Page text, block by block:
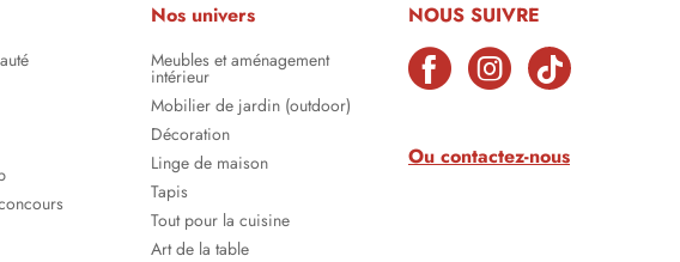
Nos univers
Meubles et aménagement
intérieur
Mobilier de jardin (outdoor)
Décoration
Linge de maison
Tapis
Tout pour la cuisine
Art de la table
NOUS SUIVRE
Ou contactez-nous